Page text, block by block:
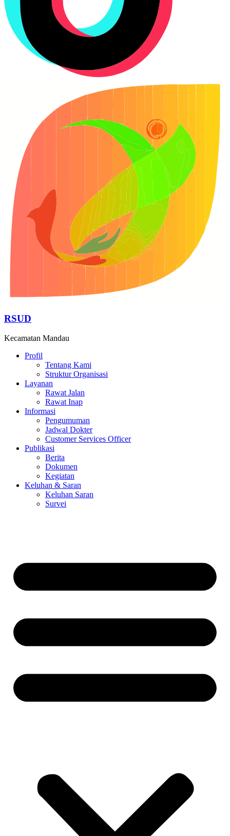
RSUD
Kecamatan Mandau
Profil
Tentang Kami
Struktur Organisasi
Layanan
Rawat Jalan
Rawat Inap
Informasi
Pengumuman
Jadwal Dokter
Customer Services Officer
Publikasi
Berita
Dokumen
Kegiatan
Keluhan & Saran
Keluhan Saran
Survei